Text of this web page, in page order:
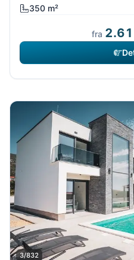
350 m²
fra
3/832